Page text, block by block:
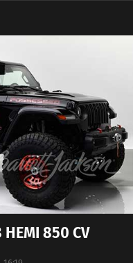
850 CV